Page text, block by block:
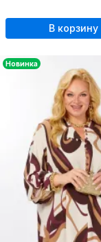
В корзину
Новинка